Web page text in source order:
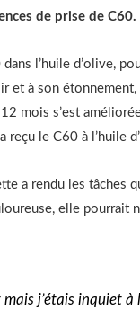
de prise de C60.
l’huile d’olive,
et à son
mois s’est
reçu le C60 à l’huile
a rendu les tâches
elle pourrait
j’étais inquiet à